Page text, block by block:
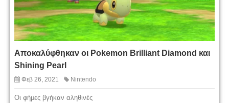
Αποκαλύφθηκαν οι Pokemon Brilliant Diamond και
Shining Pearl
Φεβ 26, 2021 Nintendo
Οι φήμες βγήκαν αληθινές